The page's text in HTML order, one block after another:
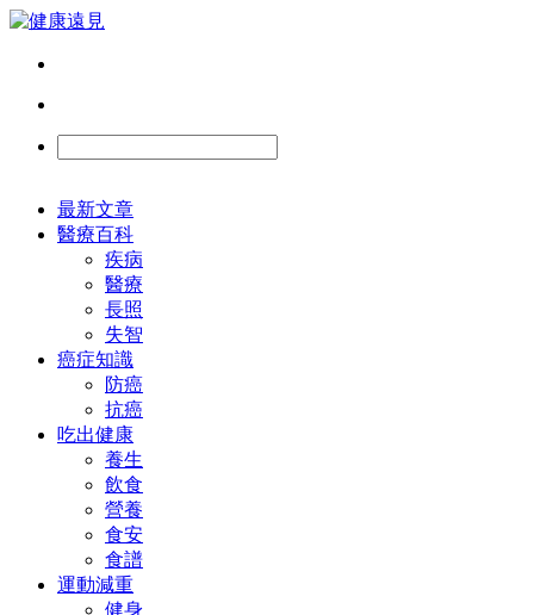
最新文章
醫療百科
疾病
醫療
長照
失智
癌症知識
防癌
抗癌
吃出健康
養生
飲食
營養
食安
食譜
運動減重
健身